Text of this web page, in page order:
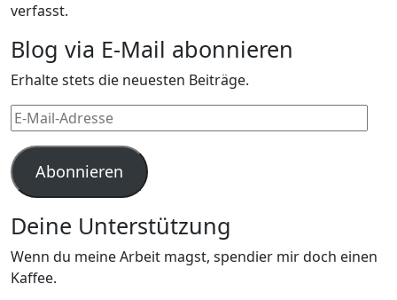
verfasst.
Blog via E-Mail abonnieren
Erhalte stets die neuesten Beiträge.
E-
Mail-
Adresse
Abonnieren
Deine Unterstützung
Wenn du meine Arbeit magst, spendier mir doch einen
Kaffee.